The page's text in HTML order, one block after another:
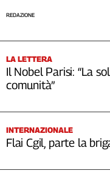
REDAZIONE
LA LETTERA
Il Nobel Parisi: “La
comunità”
INTERNAZIONALE
Flai Cgil, parte la